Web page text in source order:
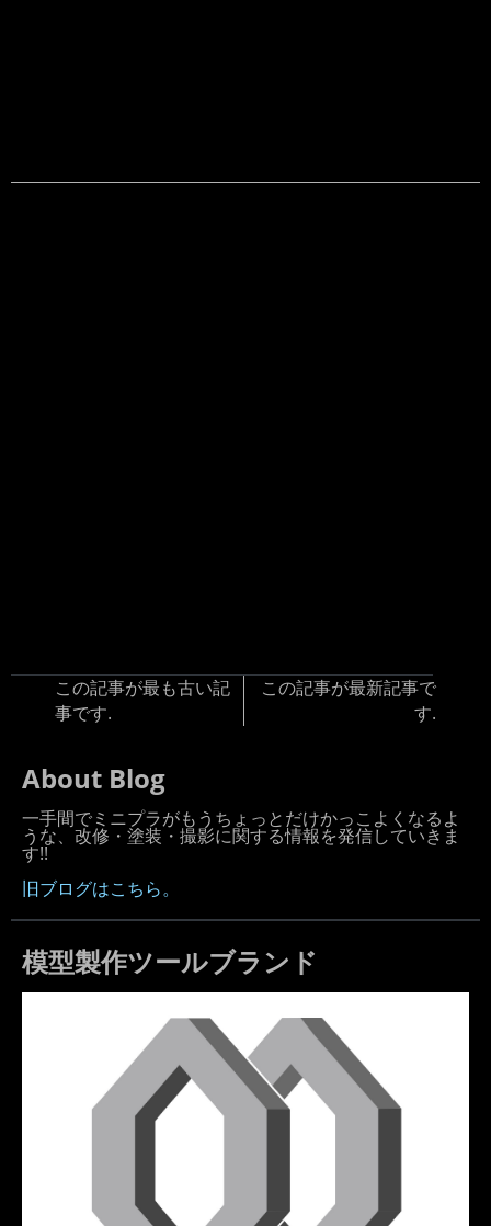
この記事が最も古い記
事です.
この記事が最新記事で
す.
About Blog
一手間でミニプラがもうちょっとだけかっこよくなるよ
うな、改修・塗装・撮影に関する情報を発信していきま
す!!
旧ブログはこちら。
模型製作ツールブランド